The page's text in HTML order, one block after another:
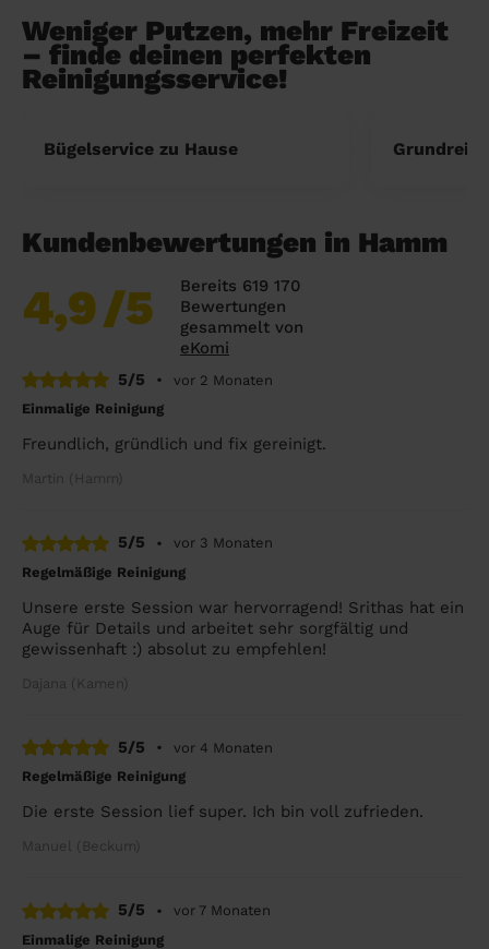
Weniger Putzen, mehr Freizeit
– finde deinen perfekten
Reinigungsservice!
Bügelservice zu Hause
Kundenbewertungen in Hamm
4,9/5
Bereits 619 170
Bewertungen
gesammelt von
eKomi
5/5
•
vor 2 Monaten
Einmalige Reinigung
Freundlich, gründlich und fix gereinigt.
Martin (Hamm)
5/5 •
vor 3 Monaten
Regelmäßige Reinigung
Unsere erste Session war hervorragend! Srithas hat ein
Auge für Details und arbeitet sehr sorgfältig und
gewissenhaft :) absolut zu empfehlen!
Dajana (Kamen)
5/5 •
vor 4 Monaten
Regelmäßige Reinigung
Die erste Session lief super. Ich bin voll zufrieden.
Manuel (Beckum)
5/5 •
vor 7 Monaten
Einmalige Reinigung